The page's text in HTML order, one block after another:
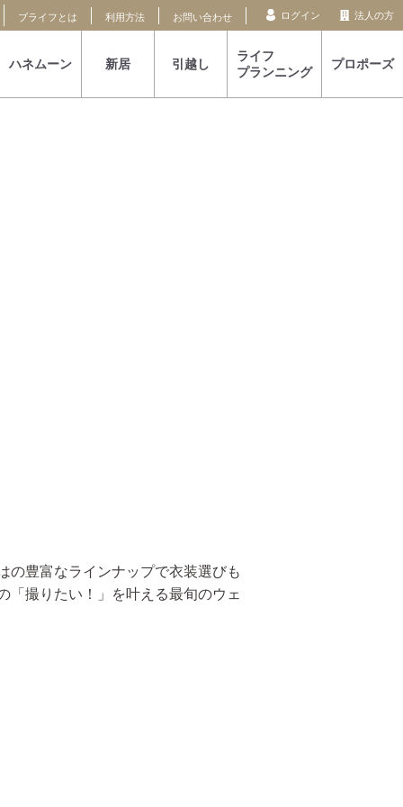
ブライフとは 利用方法 お問い合わせ ログイン 法人の方
ハネムーン 新居 引越し
ライフ
プランニング
プロポーズ
の豊富なラインナップで衣装選びも
「撮りたい！」を叶える最旬のウェ